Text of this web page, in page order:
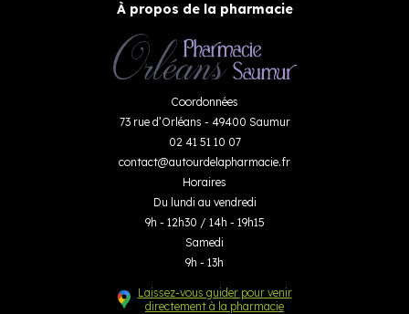
À propos de la pharmacie
Coordonnées
73 rue d’Orléans - 49400 Saumur
02 41 51 10 07
contact@autourdelapharmacie.fr
Horaires
Du lundi au vendredi
9h - 12h30 / 14h - 19h15
Samedi
9h - 13h
Laissez-vous guider pour venir
directement à la pharmacie